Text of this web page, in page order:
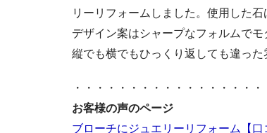
リーリフォームしました。使用した
デザイン案はシャープなフォルムで
縦でも横でもひっくり返しても違った
・・・・・・・・・・・・・・・・
お客様の声のページ
ブローチにジュエリーリフォーム【口